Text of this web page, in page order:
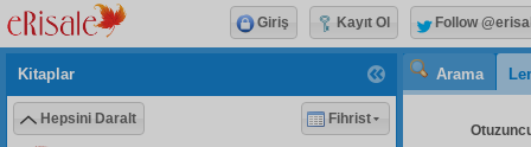
Arama
Kitaplar
Hepsini Daralt Fihrist
Giriş Kayıt Ol Follow